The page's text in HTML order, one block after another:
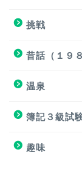
挑戦
昔話（１９
温泉
簿記３級試
趣味